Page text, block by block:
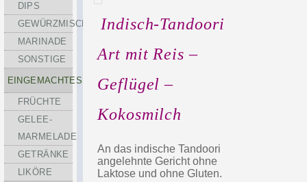
DIPS
GEWÜRZMISCHUNGEN
MARINADE
SONSTIGE
EINGEMACHTES
FRÜCHTE
GELEE-
MARMELADE
GETRÄNKE
LIKÖRE
Indisch-Tandoori
Art mit Reis –
Geflügel –
Kokosmilch
An das indische Tandoori
angelehnte Gericht ohne
Laktose und ohne Gluten.